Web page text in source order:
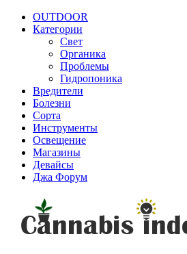
OUTDOOR
Категории
Свет
Органика
Проблемы
Гидропоника
Вредители
Болезни
Сорта
Инструменты
Освещение
Магазины
Девайсы
Джа Форум